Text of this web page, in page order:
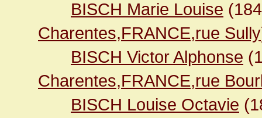
BISCH Marie Louise
Charentes,FRANCE,rue Sully
BISCH Victor Alphonse
Charentes,FRANCE,rue
BISCH Louise Octavie